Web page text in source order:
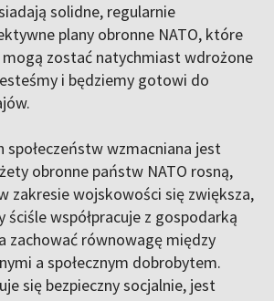
solidne, regularnie
plany obronne NATO, które
zostać natychmiast wdrożone
i będziemy gotowi do
społeczeństw wzmacniana jest
obronne państw NATO rosną,
zakresie wojskowości się zwiększa,
ściśle współpracuje z gospodarką
zachować równowagę między
a społecznym dobrobytem.
się bezpieczny socjalnie, jest